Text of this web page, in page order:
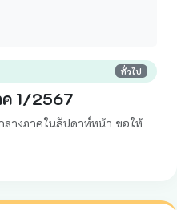
ทั่วไป
1/2567
างภาคในสัปดาห์หน้า ขอให้